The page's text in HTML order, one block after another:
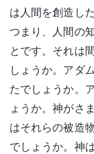
は人間を創造し
つまり、人間の
とです。それは
しょうか。アダ
たでしょうか。
ょうか。神がさ
はそれらの被造
でしょうか。神